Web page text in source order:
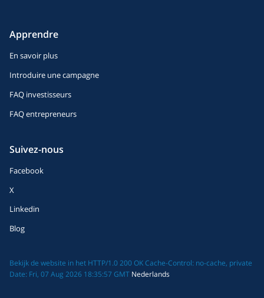
Apprendre
En savoir plus
Introduire une campagne
FAQ investisseurs
FAQ entrepreneurs
Suivez-nous
Facebook
X
Linkedin
Blog
Bekijk de website in het HTTP/1.0 200 OK Cache-Control: no-cache, private
Date: Fri, 07 Aug 2026 18:35:57 GMT Nederlands